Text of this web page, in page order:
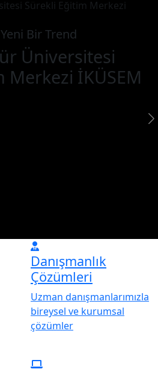
Bir Trend
Üniversitesi
Merkezi İKÜSEM
Danışmanlık
Çözümleri
Uzman danışmanlarımızla
bireysel ve kurumsal
çözümler